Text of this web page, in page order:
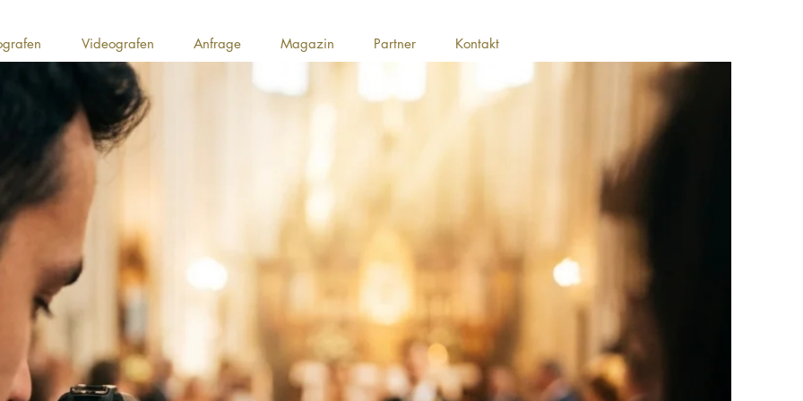
Videografen Anfrage Magazin Partner Kontakt